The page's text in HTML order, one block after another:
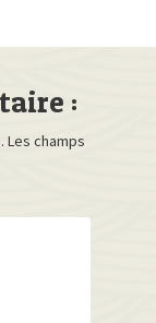
:
Les champs